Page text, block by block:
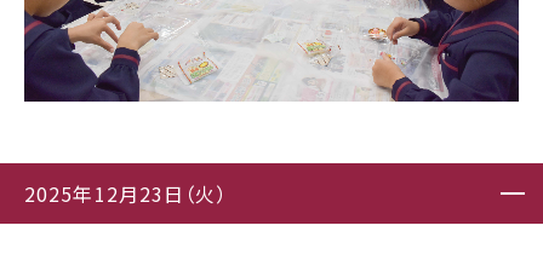
2025年12月23日（火）